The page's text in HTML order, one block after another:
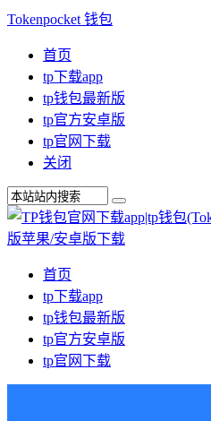
Tokenpocket 钱包
首页
tp下载app
tp钱包最新版
tp官方安卓版
tp官网下载
关闭
首页
tp下载app
tp钱包最新版
tp官方安卓版
tp官网下载